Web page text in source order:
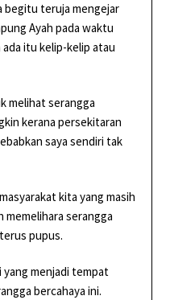
begitu teruja mengejar
Ayah pada waktu
ada itu kelip-kelip atau
melihat serangga
kerana persekitaran
saya sendiri tak
kita yang masih
serangga
pupus.
yang menjadi tempat
bercahaya ini.